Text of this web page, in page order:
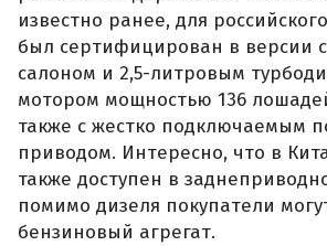
известно ранее, для
был сертифицирован в версии
салоном и 2,5-литровым
мотором мощностью 136
также с жестко подключаемым
приводом. Интересно, что в
также доступен в
помимо дизеля покупатели
бензиновый агрегат.